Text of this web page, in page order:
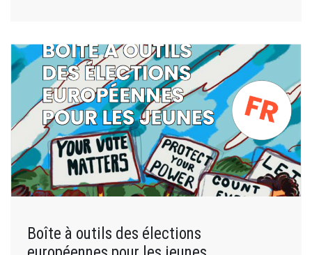
Boîte à outils des élections